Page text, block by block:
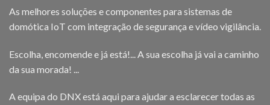
As melhores soluções e componentes para sistemas de
domótica IoT com integração de segurança e vídeo vigilância.
Escolha, encomende e já está!... A sua escolha já vai a caminho
da sua morada! ...
A equipa do DNX está aqui para ajudar a esclarecer todas as